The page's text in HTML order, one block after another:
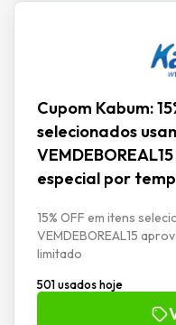
Cupom Kabum:
selecionados
especial por
15% OFF em itens
VEMDEBOREAL15
limitado
501 usados hoje